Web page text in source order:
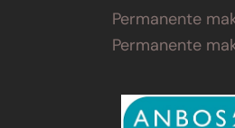
Permanente
Permanente